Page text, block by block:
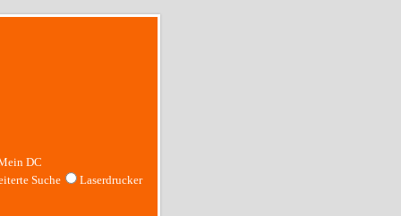
DC
Suche
Laserdrucker